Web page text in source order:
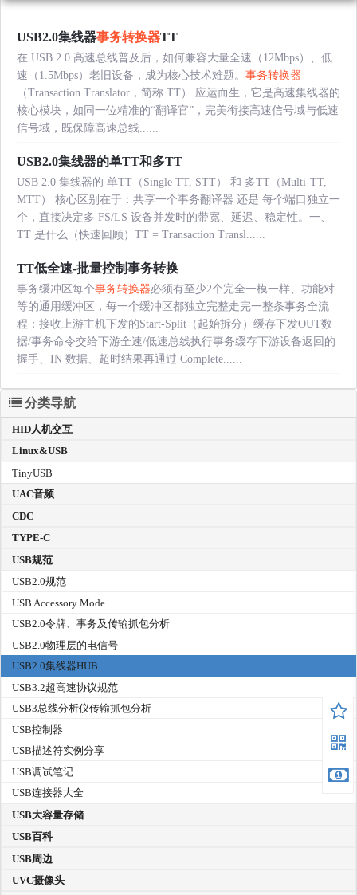
USB2.0集线器事务转换器TT
在 USB 2.0 高速总线普及后，如何兼容大量全速（12Mbps）、低
速（1.5Mbps）老旧设备，成为核心技术难题。 事务转换器
（Transaction Translator，简称 TT） 应运而生，它是高速集线器的
核心模块，如同一位精准的“翻译官”，完美衔接高速信号域与低速
信号域，既保障高速总线......
USB2.0集线器的单TT和多TT
USB 2.0 集线器的 单TT（Single TT, STT） 和 多TT（Multi-TT,
MTT） 核心区别在于：共享一个事务翻译器 还是 每个端口独立一
个，直接决定多 FS/LS 设备并发时的带宽、延迟、稳定性。一、
TT 是什么（快速回顾）TT = Transaction Transl......
TT低全速-批量控制事务转换
事务缓冲区每个事务转换器必须有至少2个完全一模一样、功能对
等的通用缓冲区，每一个缓冲区都独立完整走完一整条事务全流
程：接收上游主机下发的Start-Split（起始拆分）缓存下发OUT数
据/事务命令交给下游全速/低速总线执行事务缓存下游设备返回的
握手、IN 数据、超时结果再通过 Complete......
分类导航
HID人机交互
Linux&USB
TinyUSB
UAC音频
CDC
TYPE-C
USB规范
USB2.0规范
USB Accessory Mode
USB2.0令牌、事务及传输抓包分析
USB2.0物理层的电信号
USB2.0集线器HUB
USB3.2超高速协议规范
USB3总线分析仪传输抓包分析
USB控制器
USB描述符实例分享
USB调试笔记
USB连接器大全
USB大容量存储
USB百科
USB周边
UVC摄像头